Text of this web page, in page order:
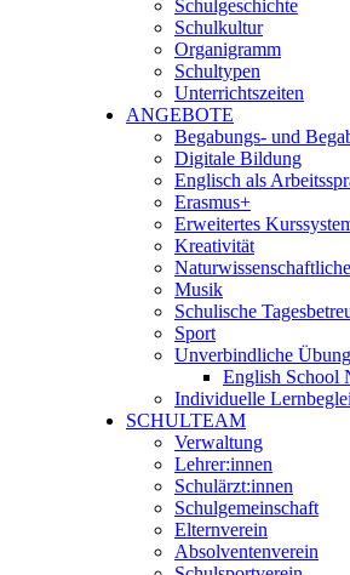
Schulgeschichte
Schulkultur
Organigramm
Schultypen
Unterrichtszeiten
ANGEBOTE
Begabungs- und
Digitale Bildung
Englisch als
Erasmus+
Erweitertes
Kreativität
Musik
Schulische
Sport
Unverbindliche
English School
Individuelle
SCHULTEAM
Verwaltung
Lehrer:innen
Schulärzt:innen
Schulgemeinschaft
Elternverein
Absolventenverein